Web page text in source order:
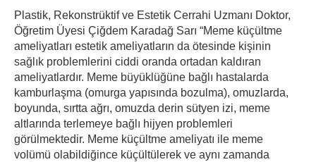
Plastik, Rekonstrüktif ve Estetik Cerrahi Uzmanı Doktor,
Öğretim Üyesi Çiğdem Karadağ Sarı “Meme küçültme
ameliyatları estetik ameliyatların da ötesinde kişinin
sağlık problemlerini ciddi oranda ortadan kaldıran
ameliyatlardır. Meme büyüklüğüne bağlı hastalarda
kamburlaşma (omurga yapısında bozulma), omuzlarda,
boyunda, sırtta ağrı, omuzda derin sütyen izi, meme
altlarında terlemeye bağlı hijyen problemleri
görülmektedir. Meme küçültme ameliyatı ile meme
volümü olabildiğince küçültülerek ve aynı zamanda